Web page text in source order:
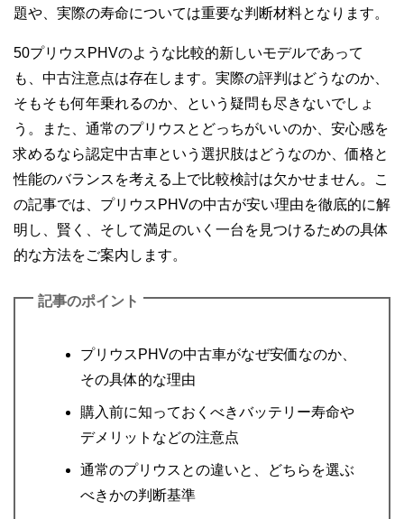
題や、実際の寿命については重要な判断材料となります。
50プリウスPHVのような比較的新しいモデルであって
も、中古注意点は存在します。実際の評判はどうなのか、
そもそも何年乗れるのか、という疑問も尽きないでしょ
う。また、通常のプリウスとどっちがいいのか、安心感を
求めるなら認定中古車という選択肢はどうなのか、価格と
性能のバランスを考える上で比較検討は欠かせません。こ
の記事では、プリウスPHVの中古が安い理由を徹底的に解
明し、賢く、そして満足のいく一台を見つけるための具体
的な方法をご案内します。
記事のポイント
プリウスPHVの中古車がなぜ安価なのか、
その具体的な理由
購入前に知っておくべきバッテリー寿命や
デメリットなどの注意点
通常のプリウスとの違いと、どちらを選ぶ
べきかの判断基準